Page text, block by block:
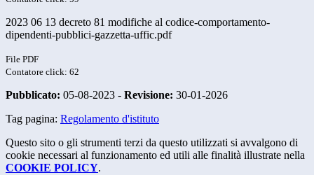
2023 06 13 decreto 81 modifiche al codice-comportamento-
dipendenti-pubblici-gazzetta-uffic.pdf
File PDF
Contatore click: 62
Pubblicato: 05-08-2023 - Revisione: 30-01-2026
Tag pagina: Regolamento d'istituto
Questo sito o gli strumenti terzi da questo utilizzati si avvalgono di
cookie necessari al funzionamento ed utili alle finalità illustrate nella
COOKIE POLICY.